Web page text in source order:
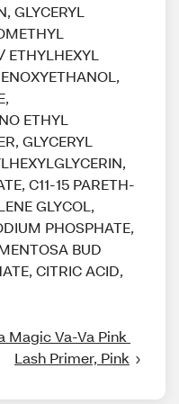
GLYCERYL
ETHYLHEXYL
ETHYL
GLYCERYL
C11-15 PARETH-
GLYCOL,
PHOSPHATE,
BUD
CITRIC ACID,
Magic Va-Va Pink
Lash Primer, Pink